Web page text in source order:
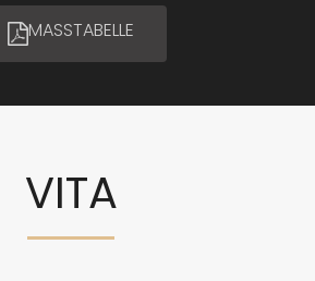
MASSTABELLE
VITA